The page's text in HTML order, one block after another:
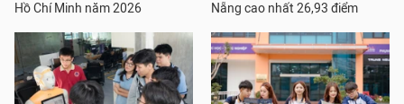
Hồ Chí Minh năm 2026
Nẵng cao nhất 26,93 điểm